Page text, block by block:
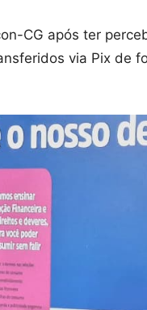
CG após ter
via Pix de